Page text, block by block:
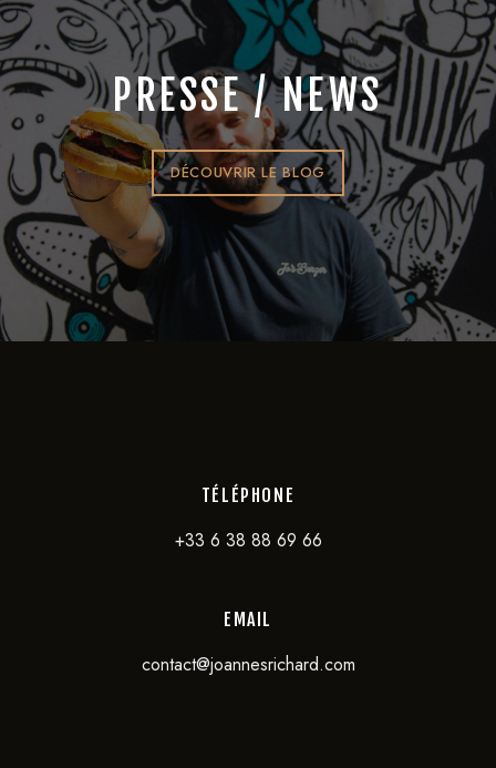
PRESSE / NEWS
DÉCOUVRIR LE BLOG
TÉLÉPHONE
+33 6 38 88 69 66
EMAIL
contact@joannesrichard.com